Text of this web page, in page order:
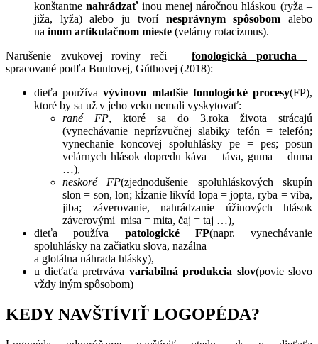
konštantnenahrádzaťinou menej náročnou hláskou (ryža –
jiža, lyža) alebo ju tvorí nesprávnym spôsobom alebo
na inom artikulačnom mieste (velárny rotacizmus).
Narušenie zvukovej roviny reči – fonologická porucha–
spracované podľa Buntovej, Gúthovej (2018):
dieťa používavývinovo mladšie fonologické procesy(FP),
ktoré by sa už v jeho veku nemali vyskytovať:
rané FP, ktoré sa do 3.roka života strácajú
(vynechávanie neprízvučnej slabiky tefón = telefón;
vynechanie koncovej spoluhlásky pe = pes; posun
velárnych hlások dopredu káva = táva, guma = duma
…),
neskoré FP(zjednodušenie spoluhláskových skupín
slon = son, lon; kĺzanie likvíd lopa = jopta, ryba = viba,
jiba; záverovanie, nahrádzanie úžinových hlások
záverovými misa = mita, čaj = taj …),
dieťa používa patologické FP(napr. vynechávanie
spoluhlásky na začiatku slova, nazálna
a glotálna náhrada hlásky),
u dieťaťa pretrváva variabilná produkcia slov(povie slovo
vždy iným spôsobom)
KEDY NAVŠTÍVIŤ LOGOPÉDA?